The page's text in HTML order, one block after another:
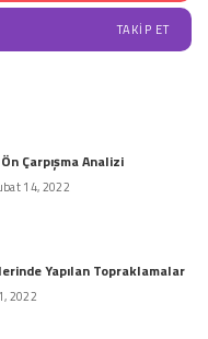
TAKIP ET
Çarpışma Analizi
14, 2022
Yapılan Topraklamalar
2022